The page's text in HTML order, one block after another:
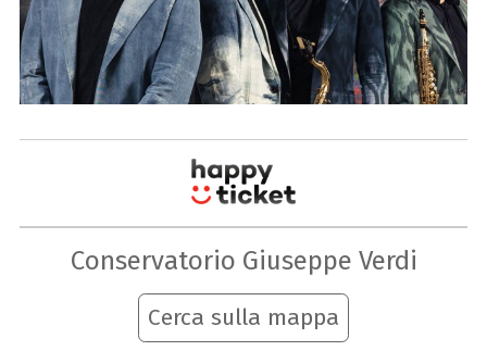
Conservatorio Giuseppe Verdi
Cerca sulla mappa